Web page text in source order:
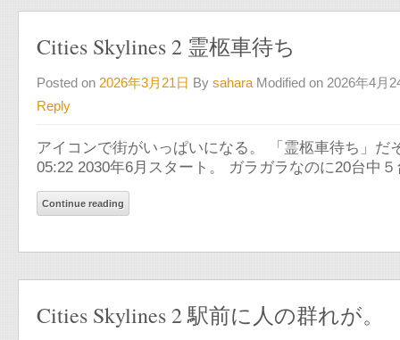
Cities Skylines 2 霊柩車待ち
Posted on 2026年3月21日 By sahara Modified on 2026年4月
Reply
アイコンで街がいっぱいになる。 「霊柩車待ち」
05:22 2030年6月スタート。 ガラガラなのに20台中
Continue reading
Cities Skylines 2 駅前に人の群れが。